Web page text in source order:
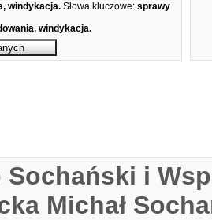
windykacja. Słowa kluczowe: sprawy
windykacja.
Sochański i
Michał